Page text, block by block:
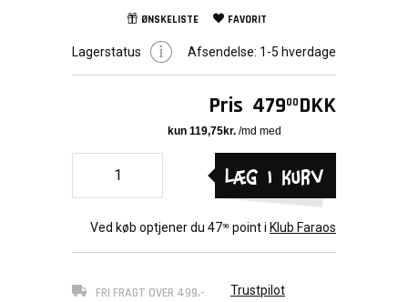
ØNSKELISTE FAVORIT
Lagerstatus Afsendelse: 1-5 hverdage
Pris 47900 DKK
Læg i kurv
Ved køb optjener du 4790 point i Klub Faraos
FRI FRAGT OVER 499,-
Trustpilot